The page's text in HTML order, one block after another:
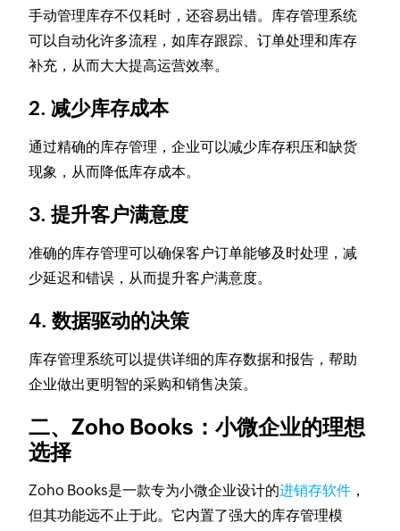
手动管理库存不仅耗时，还容易出错。库存管理系统
可以自动化许多流程，如库存跟踪、订单处理和库存
补充，从而大大提高运营效率。
2. 减少库存成本
通过精确的库存管理，企业可以减少库存积压和缺货
现象，从而降低库存成本。
3. 提升客户满意度
准确的库存管理可以确保客户订单能够及时处理，减
少延迟和错误，从而提升客户满意度。
4. 数据驱动的决策
库存管理系统可以提供详细的库存数据和报告，帮助
企业做出更明智的采购和销售决策。
二、Zoho Books：小微企业的理想
选择
Zoho Books是一款专为小微企业设计的进销存软件 ，
但其功能远不止于此。它内置了强大的库存管理模